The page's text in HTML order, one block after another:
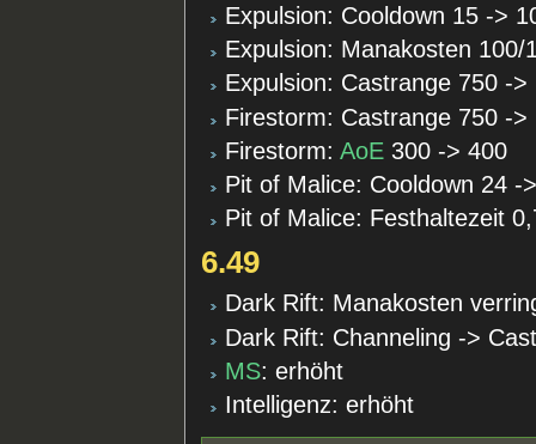
Expulsion: Cooldown 15 ->
Expulsion: Manakosten 100/
Expulsion: Castrange 750 ->
Firestorm: Castrange 750 ->
Firestorm:AoE 300 -> 400
Pit of Malice: Cooldown 24 -
Pit of Malice: Festhaltezeit
6.49
Dark Rift: Manakosten
Dark Rift: Channeling ->
MS: erhöht
Intelligenz: erhöht